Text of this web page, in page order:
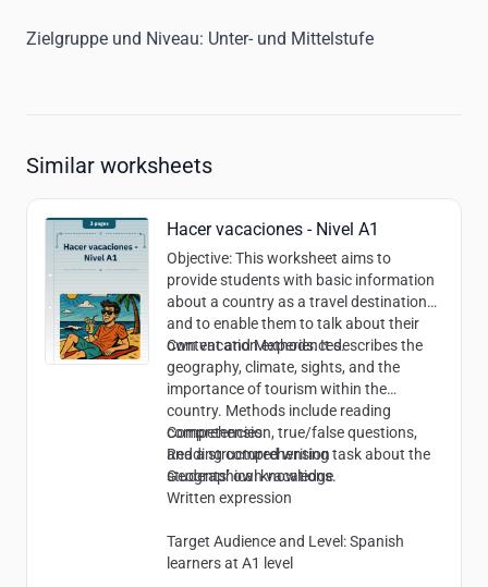
Zielgruppe und Niveau: Unter- und Mittelstufe
Similar worksheets
Hacer vacaciones - Nivel A1
Objective: This worksheet aims to
provide students with basic information
about a country as a travel destination
and to enable them to talk about their
own vacation experiences.
Content and Methods: It describes the
geography, climate, sights, and the
importance of tourism within the
country. Methods include reading
comprehension, true/false questions,
and a structured writing task about the
students’ own vacations.
Competencies:
Reading comprehension
Geographical knowledge
Written expression
Target Audience and Level : Spanish
learners at A1 level